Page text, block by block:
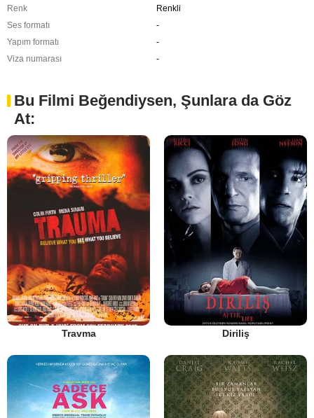
Renk
Renkli
Ses formatı
-
Yapım formatı
-
Viza numarası
-
Bu Filmi Beğendiysen, Şunlara da Göz
At:
Travma Diriliş